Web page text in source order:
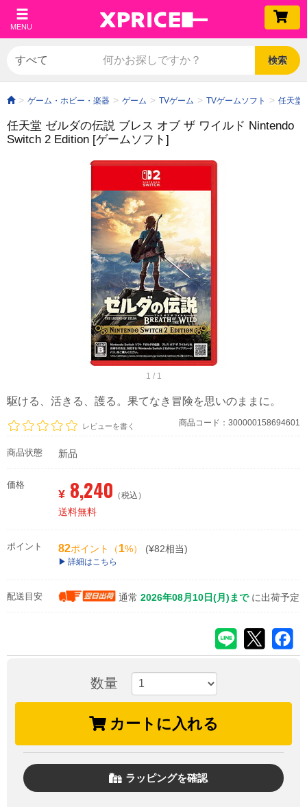
MENU
検索
ゲーム・ホビー・楽器 ゲーム TVゲーム TVゲームソフト 任天堂
任天堂 ゼルダの伝説 ブレス オブ ザ ワイルド Nintendo
Switch 2 Edition [ゲームソフト]
1 / 1
駆ける、活きる、護る。果てなき冒険を思いのままに。
レビューを書く 商品コード：300000158694601
商品状態 新品
価格
¥ 8,240 （税込）
送料無料
ポイント 82ポイント（1%） (¥82相当)
詳細はこちら
配送目安 通常 2026年08月10日(月)まで に出荷予定
数量
カートに入れる
ラッピングを確認